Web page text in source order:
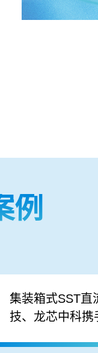
例
集装箱式SST直
技、龙芯中科